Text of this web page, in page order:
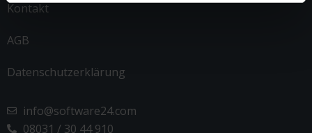
Kontakt
AGB
Datenschutzerklärung
info@software24.com
08031 / 30 44 910